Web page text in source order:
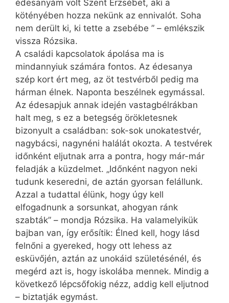
édesanyám volt Szent Erzsébet, aki a
kötényében hozza nekünk az ennivalót. Soha
nem derült ki, ki tette a zsebébe ” – emlékszik
vissza Rózsika.
A családi kapcsolatok ápolása ma is
mindannyiuk számára fontos. Az édesanya
szép kort ért meg, az öt testvérből pedig ma
hárman élnek. Naponta beszélnek egymással.
Az édesapjuk annak idején vastagbélrákban
halt meg, s ez a betegség örökletesnek
bizonyult a családban: sok-sok unokatestvér,
nagybácsi, nagynéni halálát okozta. A testvérek
időnként eljutnak arra a pontra, hogy már-már
feladják a küzdelmet. „Időnként nagyon neki
tudunk keseredni, de aztán gyorsan felállunk.
Azzal a tudattal élünk, hogy úgy kell
elfogadnunk a sorsunkat, ahogyan ránk
szabták” – mondja Rózsika. Ha valamelyikük
bajban van, így erősítik: Élned kell, hogy lásd
felnőni a gyereked, hogy ott lehess az
esküvőjén, aztán az unokáid születésénél, és
megérd azt is, hogy iskolába mennek. Mindig a
következő lépcsőfokig nézz, addig kell eljutnod
– biztatják egymást.